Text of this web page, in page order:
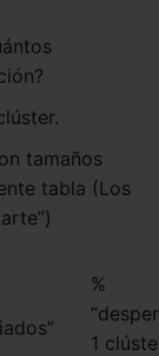
tamaños
tabla (Los
%
1